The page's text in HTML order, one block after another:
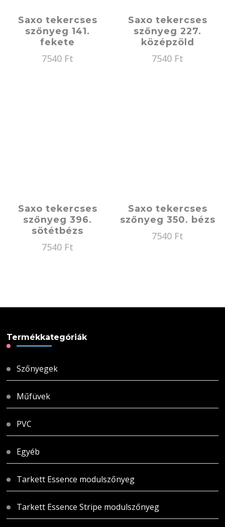
Saxo tekercses
szőnyeg 141.
fekete
7540 Ft
Saxo tekercses
szőnyeg 227.
középzöld
7540 Ft
Saxo tekercses
szőnyeg 396.
sötétbézs
7540 Ft
Saxo tekercses
szőnyeg 350. bézs
7540 Ft
Termékkategóriák
Szőnyegek
Műfüvek
PVC
Egyéb
Tarkett Essence modulszőnyeg
Tarkett Essence Stripe modulszőnyeg